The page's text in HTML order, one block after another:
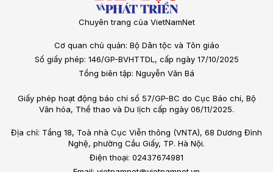
Chuyên trang của VietNamNet
Cơ quan chủ quản: Bộ Dân tộc và Tôn giáo
Số giấy phép: 146/GP-BVHTTDL, cấp ngày 17/10/2025
Tổng biên tập: Nguyễn Văn Bá
Giấy phép hoạt động báo chí số 57/GP-BC do Cục Báo chí, Bộ
Văn hóa, Thể thao và Du lịch cấp ngày 06/11/2025.
Địa chỉ: Tầng 18, Toà nhà Cục Viễn thông (VNTA), 68 Dương Đình
Nghệ, phường Cầu Giấy, TP. Hà Nội.
Điện thoại: 02437674981